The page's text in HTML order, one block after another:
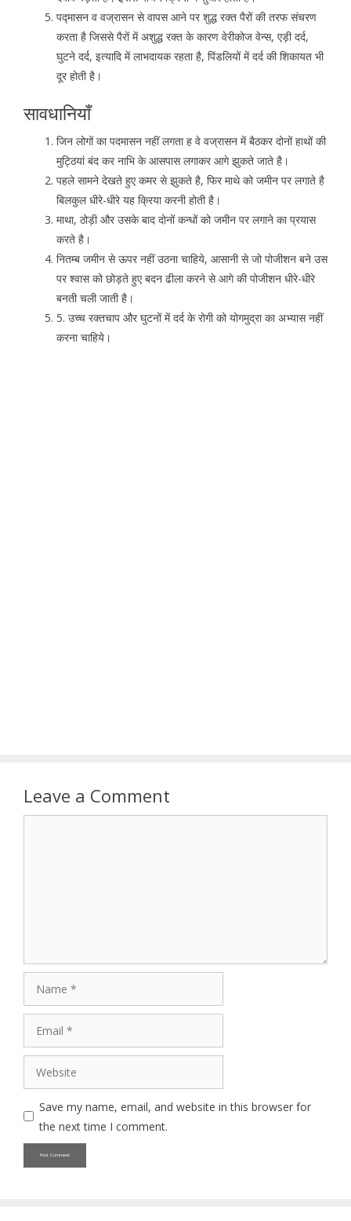
पद्मासन व वज्रासन से वापस आने पर शुद्ध रक्त पैरों की तरफ संचरण
करता है जिससे पैरों में अशुद्ध रक्त के कारण वेरीकोज वेन्स, एड़ी दर्द,
घुटने दर्द, इत्यादि में लाभदायक रहता है, पिंडलियों में दर्द की शिकायत भी
दूर होती है।
सावधानियाँ
जिन लोगों का पदमासन नहीं लगता ह वे वज्रासन में बैठकर दोनों हाथों की
मुट्ठियां बंद कर नाभि के आसपास लगाकर आगे झुकते जाते है।
पहले सामने देखते हुए कमर से झुकते है, फिर माथे को जमीन पर लगाते है
बिलकुल धीरे-धीरे यह क्रिया करनी होती है।
माथा, ठोड़ी और उसके बाद दोनों कन्धों को जमीन पर लगाने का प्रयास
करते है।
नितम्ब जमीन से ऊपर नहीं उठना चाहिये, आसानी से जो पोजीशन बने उस
पर श्वास को छोड़ते हुए बदन ढीला करने से आगे की पोजीशन धीरे-धीरे
बनती चली जाती है।
5. उच्च रक्तचाप और घुटनों में दर्द के रोगी को योगमुद्रा का अभ्यास नहीं
करना चाहिये।
Leave a Comment
Save my name, email, and website in this browser for
the next time I comment.